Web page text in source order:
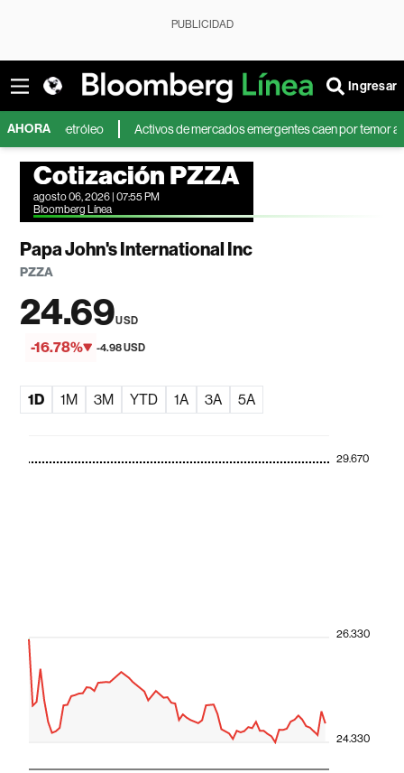
PUBLICIDAD
Ingresar
AHORA
petróleo Activos de mercados emergentes caen por temor a que el
Cotización PZZA
agosto 06, 2026 | 07:55 PM
Bloomberg Línea
Papa John's International Inc
PZZA
24.69USD
-16.78% -4.98 USD
1D 1M 3M YTD 1A 3A 5A
24.330
26.330
29.670